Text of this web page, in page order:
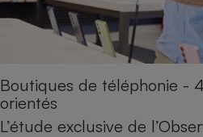
Boutiques de téléphonie -
orientés
L’étude exclusive de